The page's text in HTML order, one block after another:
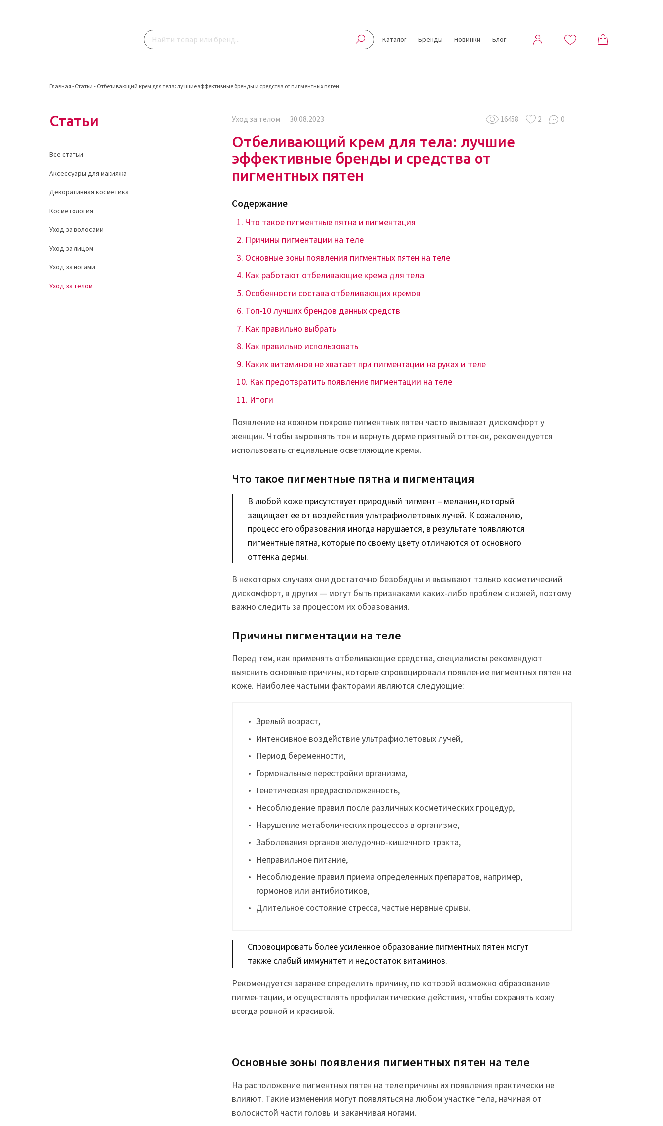
Каталог Бренды Новинки Блог
Главная - Статьи - Отбеливающий крем для тела: лучшие эффективные бренды и средства от пигментных пятен
Статьи
Все статьи
Аксессуары для макияжа
Декоративная косметика
Косметология
Уход за волосами
Уход за лицом
Уход за ногами
Уход за телом
Уход за телом 30.08.2023 16458 2 0
Отбеливающий крем для тела: лучшие
эффективные бренды и средства от
пигментных пятен
Содержание
Что такое пигментные пятна и пигментация
Причины пигментации на теле
Основные зоны появления пигментных пятен на теле
Как работают отбеливающие крема для тела
Особенности состава отбеливающих кремов
Топ-10 лучших брендов данных средств
Как правильно выбрать
Как правильно использовать
Каких витаминов не хватает при пигментации на руках и теле
Как предотвратить появление пигментации на теле
Итоги
Появление на кожном покрове пигментных пятен часто вызывает дискомфорт у
женщин. Чтобы выровнять тон и вернуть дерме приятный оттенок, рекомендуется
использовать специальные осветляющие кремы.
Что такое пигментные пятна и пигментация
В любой коже присутствует природный пигмент – меланин, который
защищает ее от воздействия ультрафиолетовых лучей. К сожалению,
процесс его образования иногда нарушается, в результате появляются
пигментные пятна, которые по своему цвету отличаются от основного
оттенка дермы.
В некоторых случаях они достаточно безобидны и вызывают только косметический
дискомфорт, в других — могут быть признаками каких-либо проблем с кожей, поэтому
важно следить за процессом их образования.
Причины пигментации на теле
Перед тем, как применять отбеливающие средства, специалисты рекомендуют
выяснить основные причины, которые спровоцировали появление пигментных пятен на
коже. Наиболее частыми факторами являются следующие:
Зрелый возраст,
Интенсивное воздействие ультрафиолетовых лучей,
Период беременности,
Гормональные перестройки организма,
Генетическая предрасположенность,
Несоблюдение правил после различных косметических процедур,
Нарушение метаболических процессов в организме,
Заболевания органов желудочно-кишечного тракта,
Неправильное питание,
Несоблюдение правил приема определенных препаратов, например,
гормонов или антибиотиков,
Длительное состояние стресса, частые нервные срывы.
Спровоцировать более усиленное образование пигментных пятен могут
также слабый иммунитет и недостаток витаминов.
Рекомендуется заранее определить причину, по которой возможно образование
пигментации, и осуществлять профилактические действия, чтобы сохранять кожу
всегда ровной и красивой.
Основные зоны появления пигментных пятен на теле
На расположение пигментных пятен на теле причины их появления практически не
влияют. Такие изменения могут появляться на любом участке тела, начиная от
волосистой части головы и заканчивая ногами.